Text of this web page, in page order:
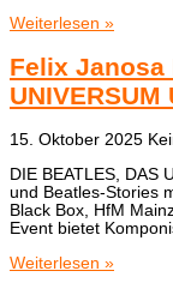
Weiterlesen »
Felix Janosa
UNIVERSUM
15. Oktober 2025
DIE BEATLES, DAS
und Beatles-Stories
Black Box, HfM
Event bietet
Weiterlesen »